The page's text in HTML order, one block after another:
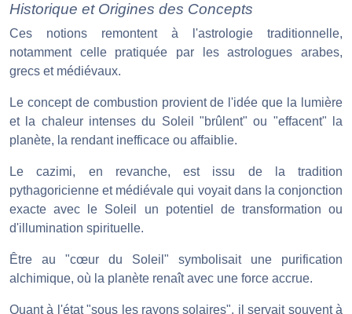
Historique et Origines des Concepts
Ces notions remontent à l'astrologie traditionnelle,
notamment celle pratiquée par les astrologues arabes,
grecs et médiévaux.
Le concept de combustion provient de l'idée que la lumière
et la chaleur intenses du Soleil "brûlent" ou "effacent" la
planète, la rendant inefficace ou affaiblie.
Le cazimi, en revanche, est issu de la tradition
pythagoricienne et médiévale qui voyait dans la conjonction
exacte avec le Soleil un potentiel de transformation ou
d'illumination spirituelle.
Être au "cœur du Soleil" symbolisait une purification
alchimique, où la planète renaît avec une force accrue.
Quant à l'état "sous les rayons solaires", il servait souvent à